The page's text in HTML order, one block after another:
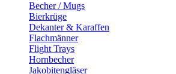
Becher / Mugs
Bierkrüge
Dekanter & Karaffen
Flachmänner
Flight Trays
Hornbecher
Jakobitengläser